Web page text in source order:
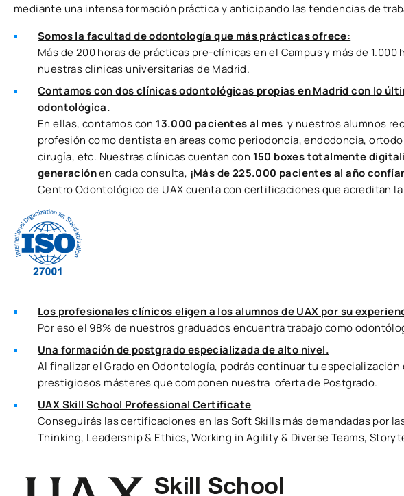
mediante una intensa formación práctica y anticipando las tendencias de
Somos la facultad de odontología que más prácticas ofrece:
Más de 200 horas de prácticas pre-clínicas en el Campus y más de
nuestras clínicas universitarias de Madrid.
Contamos con dos clínicas odontológicas propias en Madrid con lo
odontológica.
En ellas, contamos con 13.000 pacientes al mesy nuestros alumnos
profesión como dentista en áreas como periodoncia, endodoncia,
cirugía, etc. Nuestras clínicas cuentan con 150 boxes totalmente
generaciónen cada consulta, ¡Más de 225.000 pacientes al año
Centro Odontológico de UAX cuenta con certificaciones que acreditan
Los profesionales clínicos eligen a los alumnos de UAX por su
Por eso el 98% de nuestros graduados encuentra trabajo como
Una formación de postgrado especializada de alto nivel.
Al finalizar el Grado en Odontología, podrás continuar tu especialización
prestigiosos másteres que componen nuestra oferta de Postgrado.
UAX Skill School Professional Certificate
Conseguirás las certificaciones en las Soft Skills más demandadas por
Thinking, Leadership & Ethics, Working in Agility & Diverse Teams,